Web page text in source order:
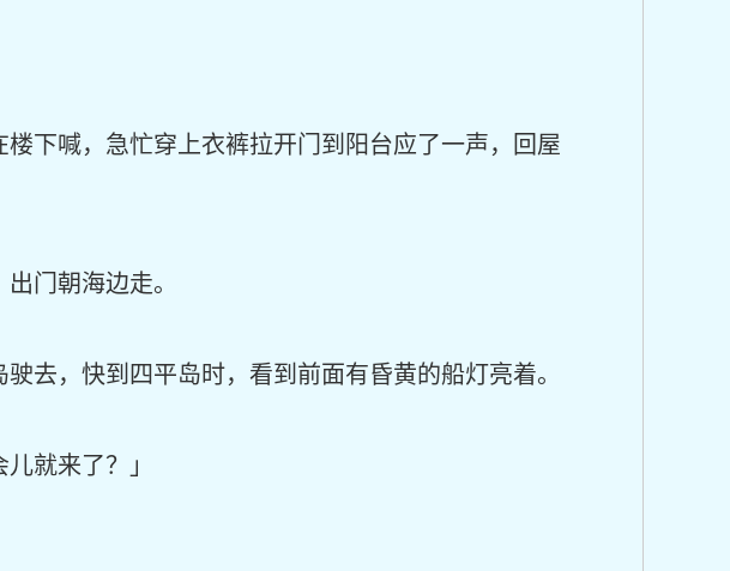
下喊，急忙穿上衣裤拉开门到阳台应了一声，回屋
门朝海边走。
去，快到四平岛时，看到前面有昏黄的船灯亮着。
就来了？」